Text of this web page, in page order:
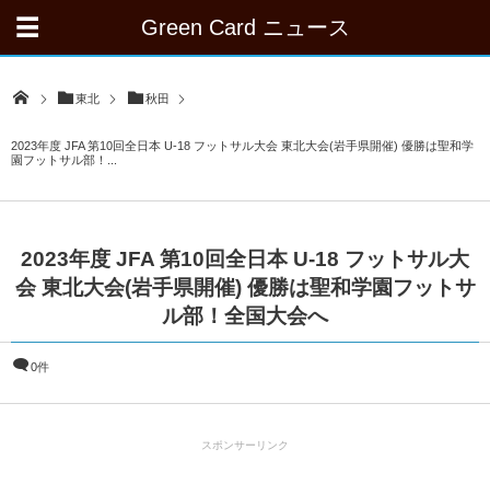
Green Card ニュース
東北 秋田
2023年度 JFA 第10回全日本 U-18 フットサル大会 東北大会(岩手県開催) 優勝は聖和学
園フットサル部！...
2023年度 JFA 第10回全日本 U-18 フットサル大
会 東北大会(岩手県開催) 優勝は聖和学園フットサ
ル部！全国大会へ
0件
スポンサーリンク